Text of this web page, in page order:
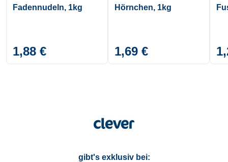
Fadennudeln, 1kg
1,88 €
Hörnchen, 1kg
1,69 €
gibt's exklusiv bei: